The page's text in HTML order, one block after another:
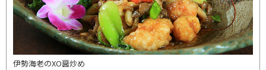
伊勢海老のXO醤炒め